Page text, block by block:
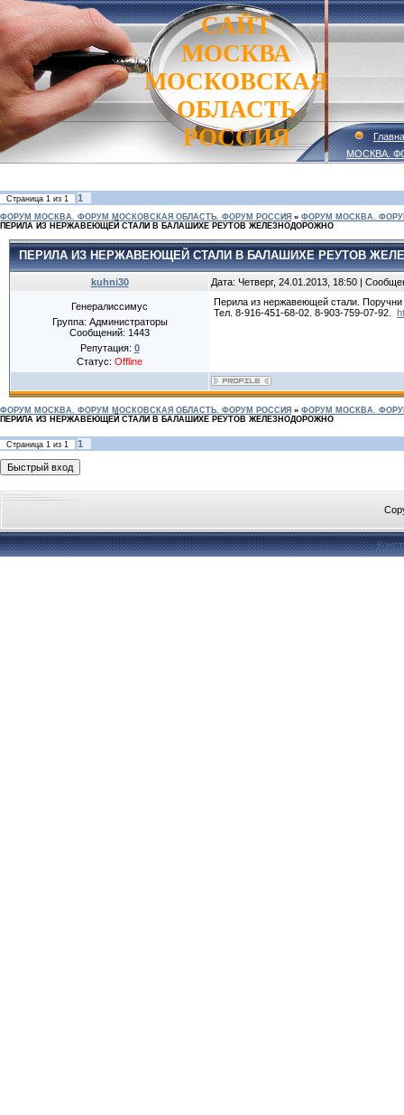
САЙТ
МОСКВА
МОСКОВСКАЯ
ОБЛАСТЬ
РОССИЯ
МОСКВА.
Страница 1 из 1 1
ФОРУМ МОСКВА. ФОРУМ МОСКОВСКАЯ ОБЛАСТЬ. ФОРУМ РОССИЯ » ФОРУМ МОСКВА.
ПЕРИЛА ИЗ НЕРЖАВЕЮЩЕЙ СТАЛИ В БАЛАШИХЕ РЕУТОВ ЖЕЛЕЗНОДОРОЖНО
ПЕРИЛА ИЗ НЕРЖАВЕЮЩЕЙ СТАЛИ В БАЛАШИХЕ РЕУТОВ
kuhni30 Дата: Четверг, 24.01.2013, 18:50 |
Генералиссимус
Группа: Администраторы
Сообщений: 1443
Репутация: 0
Статус: Offline
Перила из нержавеющей стали.
Тел. 8-916-451-68-02. 8-903-759-07-92.
ФОРУМ МОСКВА. ФОРУМ МОСКОВСКАЯ ОБЛАСТЬ. ФОРУМ РОССИЯ » ФОРУМ МОСКВА.
ПЕРИЛА ИЗ НЕРЖАВЕЮЩЕЙ СТАЛИ В БАЛАШИХЕ РЕУТОВ ЖЕЛЕЗНОДОРОЖНО
Страница 1 из 1 1